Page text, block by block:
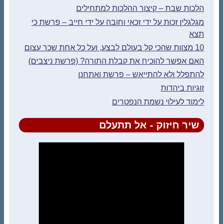
הלכות שבת – קיצור ההלכות למתחילים
מגלגלין זכות על ידי זכאי וחובה על ידי חייב – פרשת כי
תצא
10 מצוות שהכי קל בעולם לבצע, ועל כל אחת שכר עצום
האם אפשר להוכיח את קבלת התורה? (פרשת ניצבים)
להתפלל ולא להתייאש – פרשת ואתחנן
זוגיות ביהדות
לימוד לעילוי נשמת הנפטרים
שיר חיזוק - אל תתעלם